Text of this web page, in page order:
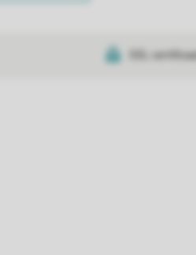
SSL certificaat